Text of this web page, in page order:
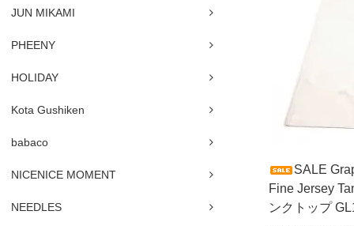
JUN MIKAMI
PHEENY
HOLIDAY
Kota Gushiken
babaco
NICENICE MOMENT
NEEDLES
SALE
Fine Jersey
ンクトップ